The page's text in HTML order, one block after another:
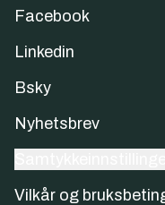
Facebook
Linkedin
Bsky
Nyhetsbrev
Vilkår og